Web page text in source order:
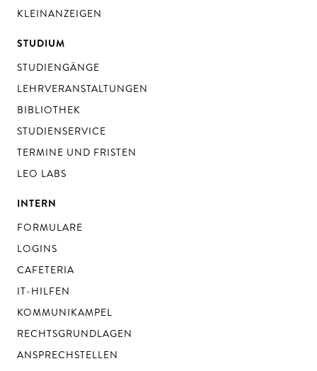
KLEINANZEIGEN
STUDIUM
STUDIENGÄNGE
LEHRVERANSTALTUNGEN
BIBLIOTHEK
STUDIENSERVICE
TERMINE UND FRISTEN
LEO LABS
INTERN
FORMULARE
LOGINS
CAFETERIA
IT-HILFEN
KOMMUNIKAMPEL
RECHTSGRUNDLAGEN
ANSPRECHSTELLEN